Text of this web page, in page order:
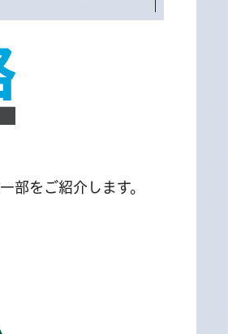
部をご紹介します。